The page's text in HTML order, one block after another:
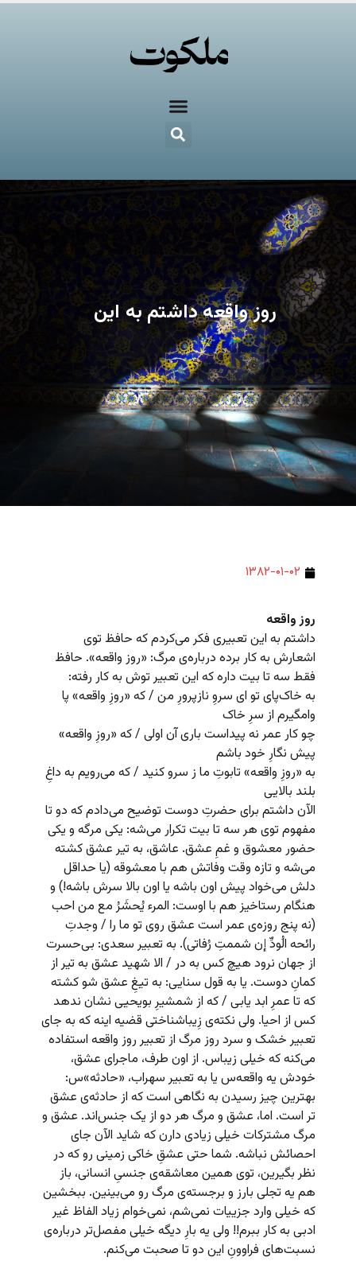
روز واقعه داشتم به این
۱۳۸۲-۰۱-۰۲
روز واقعه
داشتم به این تعبیری فکر می‌کردم که حافظ توی
اشعارش به کار برده درباره‌ی مرگ: «روز واقعه». حافظ
فقط سه تا بیت داره که این تعبیر توش به کار رفته:
به خاک‌پای تو ای سروِ نازپرورِ من / که «روزِ واقعه» پا
وامگیرم از سرِ خاک
چو کار عمر نه پیداست باری آن اولی / که «روزِ واقعه»
پیش نگارِ خود باشم
به «روزِ واقعه» تابوتِ ما ز سرو کنید / که می‌رویم به داغِ
بلند بالایی
الآن داشتم برای حضرتِ دوست توضیح می‌دادم که دو تا
مفهوم توی هر سه تا بیت تکرار می‌شه: یکی مرگه و یکی
حضور معشوق و غمِ عشق. عاشق، به تیر عشق کشته
می‌شه و تازه وقت وفاتش هم با معشوقه (یا حداقل
دلش می‌خواد پیش اون باشه یا اون بالا سرش باشه!) و
هنگام رستاخیز هم با اوست: المرء یُحشَرُ مع من احب
(نه پنج روزه‌ی عمر است عشق روی تو ما را / وجدتِ
رائحه الُودِّ إن شممتِ رُفاتی). به تعبیر سعدی: بی‌حسرت
از جهان نرود هیچ کس به در / الا شهید عشق به تیر از
کمانِ دوست. یا به قول سنایی: به تیغِ عشق شو کشته
که تا عمرِ ابد یابی / که از شمشیرِ بویحیی نشان ندهد
کس از احیا. ولی نکته‌ی زِیباشناختی قضیه اینه که به جای
تعبیر خشک و سرد روز مرگ از تعبیر روز واقعه استفاده
می‌کنه که خیلی زیباس. از اون طرف، ماجرای عشق،
خودش یه واقعه‌س یا به تعبیر سهراب، «حادثه»‌س:
بهترین چیز رسیدن به نگاهی است که از حادثه‌ی عشق
تر است. اما، عشق و مرگ هر دو از یک جنس‌اند. عشق و
مرگ مشترکات خیلی زیادی دارن که شاید الآن جای
احصائش نباشه. شما حتی عشقِ خاکی زمینی رو که در
نظر بگیرین، توی همین معاشقه‌ی جنسیِ انسانی، باز
هم یه تجلی بارز و برجسته‌ی مرگ رو می‌بینین. ببخشین
که خیلی وارد جزییات نمی‌شم، نمی‌خوام زیاد الفاظ غیر
ادبی به کار ببرم!! ولی یه بارِ دیگه خیلی مفصل‌تر درباره‌ی
نسبت‌های فراوونِ این دو تا صحبت می‌کنم.